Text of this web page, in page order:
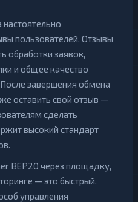
пользователей. Отзывы
обработки заявок,
и общее качество
завершения обмена
оставить свой отзыв —
сделать
высокий стандарт
BEP20 через площадку,
— это быстрый,
управления